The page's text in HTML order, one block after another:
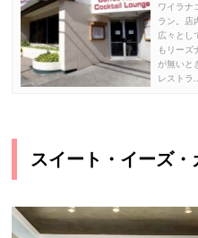
ワイラナ
ラン。店
広々とし
もリーズ
が無いと
レストラ...
スイート・イーズ・